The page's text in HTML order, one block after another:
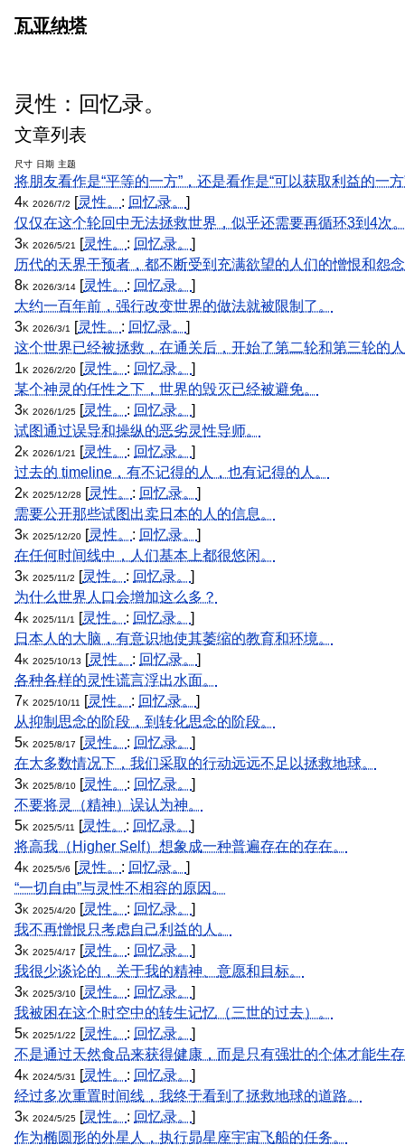
瓦亚纳塔
灵性：回忆录。
文章列表
尺寸 日期 主题
将朋友看作是“平等的一方”，还是看作是“可以获取利益的一方
4K 2026/7/2 [灵性。 : 回忆录。 ]
仅仅在这个轮回中无法拯救世界，似乎还需要再循环3到4次
3K 2026/5/21 [灵性。 : 回忆录。 ]
历代的天界干预者，都不断受到充满欲望的人们的憎恨和怨
8K 2026/3/14 [灵性。 : 回忆录。 ]
大约一百年前，强行改变世界的做法就被限制了。
3K 2026/3/1 [灵性。 : 回忆录。 ]
这个世界已经被拯救，在通关后，开始了第二轮和第三轮的
1K 2026/2/20 [灵性。 : 回忆录。 ]
某个神灵的任性之下，世界的毁灭已经被避免。
3K 2026/1/25 [灵性。 : 回忆录。 ]
试图通过误导和操纵的恶劣灵性导师。
2K 2026/1/21 [灵性。 : 回忆录。 ]
过去的 timeline，有不记得的人，也有记得的人。
2K 2025/12/28 [灵性。 : 回忆录。 ]
需要公开那些试图出卖日本的人的信息。
3K 2025/12/20 [灵性。 : 回忆录。 ]
在任何时间线中，人们基本上都很悠闲。
3K 2025/11/2 [灵性。 : 回忆录。 ]
为什么世界人口会增加这么多？
4K 2025/11/1 [灵性。 : 回忆录。 ]
日本人的大脑，有意识地使其萎缩的教育和环境。
4K 2025/10/13 [灵性。 : 回忆录。 ]
各种各样的灵性谎言浮出水面。
7K 2025/10/11 [灵性。 : 回忆录。 ]
从抑制思念的阶段，到转化思念的阶段。
5K 2025/8/17 [灵性。 : 回忆录。 ]
在大多数情况下，我们采取的行动远远不足以拯救地球。
3K 2025/8/10 [灵性。 : 回忆录。 ]
不要将灵（精神）误认为神。
5K 2025/5/11 [灵性。 : 回忆录。 ]
将高我（Higher Self）想象成一种普遍存在的存在。
4K 2025/5/6 [灵性。 : 回忆录。 ]
“一切自由”与灵性不相容的原因。
3K 2025/4/20 [灵性。 : 回忆录。 ]
我不再憎恨只考虑自己利益的人。
3K 2025/4/17 [灵性。 : 回忆录。 ]
我很少谈论的，关于我的精神、意愿和目标。
3K 2025/3/10 [灵性。 : 回忆录。 ]
我被困在这个时空中的转生记忆（三世的过去）。
5K 2025/1/22 [灵性。 : 回忆录。 ]
不是通过天然食品来获得健康，而是只有强壮的个体才能生
4K 2024/5/31 [灵性。 : 回忆录。 ]
经过多次重置时间线，我终于看到了拯救地球的道路。
3K 2024/5/25 [灵性。 : 回忆录。 ]
作为椭圆形的外星人，执行昴星座宇宙飞船的任务。